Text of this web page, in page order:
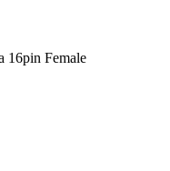
16pin Female